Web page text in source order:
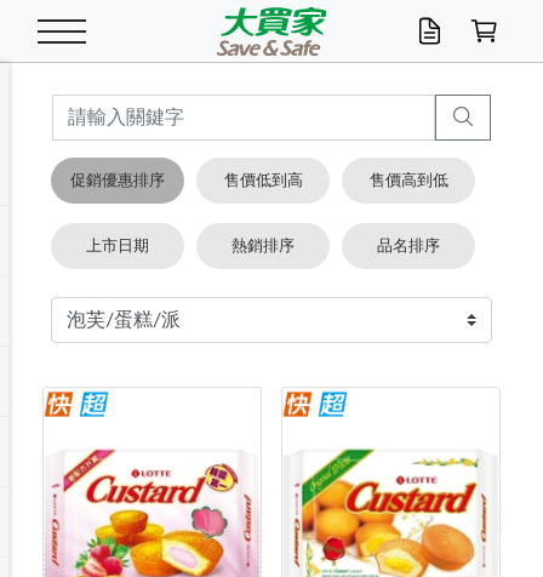
米/五穀/濃湯 米/糙米
五穀/南北貨
湯類/湯塊
油/調味料
食用油
醬油.油膏.蠔油
泡麵 / 麵條
包麵
碗麵/義大利麵
麵條/快煮麵/米粉
魚罐
醬菜/玉米罐
休閒零嘴 初一十五拜拜懶
零嘴
堅果/海苔
美味餅乾
餅乾
糕餅/點心
糖果/巧克力
糖果/蜜餞/果凍
巧克力
茶飲料
果汁咖啡
碳酸/礦泉水
箱購飲料
養生保健/常備品 雞精/飲品
機能保健
奶粉/穀麥片
奶粉
麥片/玉米片
沖調穀粉/隨手包
特色茶品
綠茶
紅茶
奶茶/花草茶
即溶咖啡
咖啡豆/粉/濾掛
可可/糖/奶精
沐浴乳香皂 沐浴乳
香皂/洗手乳
美髮造型
洗髮/護髮
造型髮品
口腔清潔
牙 刷
牙膏/漱口水
潔顏產品
卸妝/粉刺調理
開架/身體保養
臉部保養
面/眼膜
鍋具/飲水/廚房 鍋具/餐具
保鮮/微波
掃除用具/照明/五金
掃除/清潔用具
洗衣/曬衣用具
電池/延長線
傢飾/收納/衛浴
寢具/家具
收納用品
衛浴/毛巾
寵物食品
寵物清潔/百貨
衛生紙/濕巾 抽取衛生紙/濕巾
廚房紙巾/平版/
箱購免運區
衣物清潔
洗衣精
洗衣粉/皂
漂白水/柔軟精
居家清潔
廚房/餐具清潔
浴廁/水管清潔
居家清潔/除濕芳
衛生棉
成人/嬰兒紙尿褲
箱購免運區
嬰兒尿布
成人紙尿褲
廚房家電 料理鍋具
烤箱/微波/電磁爐
快煮壺/烘碗機
季節家電
除濕/清淨機
風扇/防蚊家電
生活家電
除塵家電
美容家電
電腦周邊
數位週邊
手機/平板周邊
文具/辦公用品 文具用品
辦公文具/收納
玩具/擺設小物
汽機車百貨
機車/腳踏車百貨
汽車百貨
休閒/運動
戶外/休閒用品
健身/按摩/瑜珈
測量/護具/其他
服飾內著
配件
男/女/機能包
冷凍免運 生鮮食品
調理食品
箱購免運
食品免運
清潔用品免運
居家/汽百用品
主題專區
季節活動
店長推薦
這夏不怕熱
促銷優惠排序 售價低到高 售價高到低
上市日期 熱銷排序 品名排序